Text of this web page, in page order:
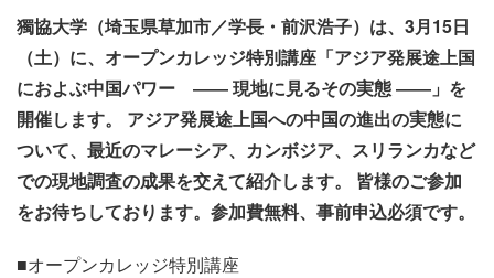
獨協大学（埼玉県草加市／学長・前沢浩子）は、3月15日
（土）に、オープンカレッジ特別講座「アジア発展途上国
におよぶ中国パワー ―― 現地に見るその実態 ――」を
開催します。 アジア発展途上国への中国の進出の実態に
ついて、最近のマレーシア、カンボジア、スリランカなど
での現地調査の成果を交えて紹介します。 皆様のご参加
をお待ちしております。参加費無料、事前申込必須です。
■オープンカレッジ特別講座